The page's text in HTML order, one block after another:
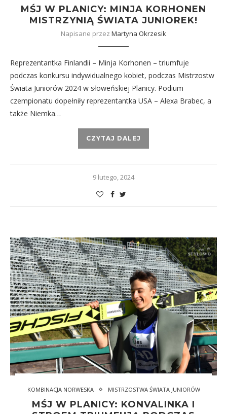
MŚJ W PLANICY: MINJA KORHONEN
MISTRZYNIĄ ŚWIATA JUNIOREK!
Napisane przez Martyna Okrzesik
Reprezentantka Finlandii – Minja Korhonen – triumfuje
podczas konkursu indywidualnego kobiet, podczas Mistrzostw
Świata Juniorów 2024 w słoweńskiej Planicy. Podium
czempionatu dopełniły reprezentantka USA – Alexa Brabec, a
także Niemka…
CZYTAJ DALEJ
9 lutego, 2024
KOMBINACJA NORWESKA MISTRZOSTWA ŚWIATA JUNIORÓW
MŚJ W PLANICY: KONVALINKA I